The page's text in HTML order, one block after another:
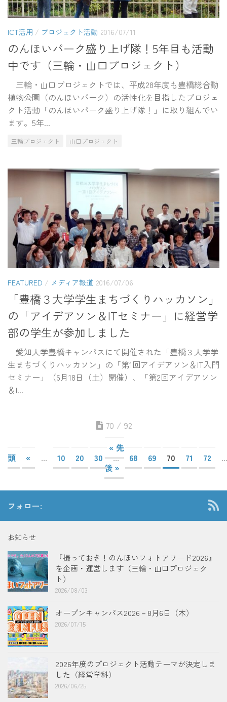
ICT活用 / プロジェクト活動 2016/07/11
のんほいパーク盛り上げ隊！5年目も活動
中です（三輪・山口プロジェクト）
三輪・山口プロジェクトでは、平成28年度も豊橋総合動
植物公園（のんほいパーク）の活性化を目指したプロジェ
クト活動「のんほいパーク盛り上げ隊！」に取り組んでい
ます。5年...
三輪プロジェクト 山口プロジェクト
FEATURED / メディア報道 2016/07/06
「豊橋３大学学生まちづくりハッカソン」
の「アイデアソン＆ITセミナー」に経営学
部の学生が参加しました
愛知大学豊橋キャンパスにて開催された「豊橋３大学学
生まちづくりハッカソン」の「第1回アイデアソン＆IT入門
セミナー」（6月18日（土）開催）、「第2回アイデアソン
＆I...
70 / 92
« 先
頭
« ... 10 20 30 ... 68 69 70 71 72
...
後 »
フォロー:
お知らせ
『撮っておき！のんほいフォトアワード2026』
を企画・運営します（三輪・山口プロジェク
ト）
2026/08/03
オープンキャンパス2026－8月6日（木）
2026/07/15
2026年度のプロジェクト活動テーマが決定しま
した（経営学科）
2026/06/25